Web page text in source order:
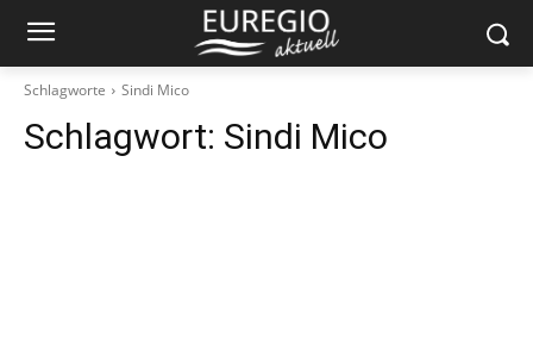
Schlagworte Sindi Mico
Schlagwort: Sindi Mico